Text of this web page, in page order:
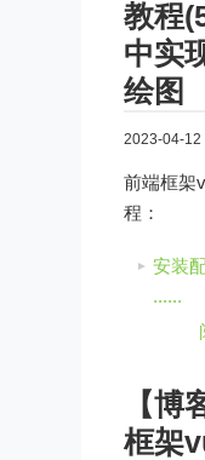
教程
中实
绘图
2023-04-12
前端框架
程：
安装
......
【博
框架